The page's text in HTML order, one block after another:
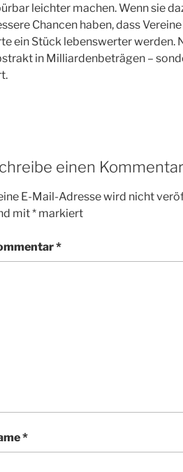
leichter machen. Wenn sie
Chancen haben, dass
ein Stück lebenswerter werden.
in Milliardenbeträgen –
einen Kommentar
E-Mail-Adresse wird nicht
mit* markiert
*
*